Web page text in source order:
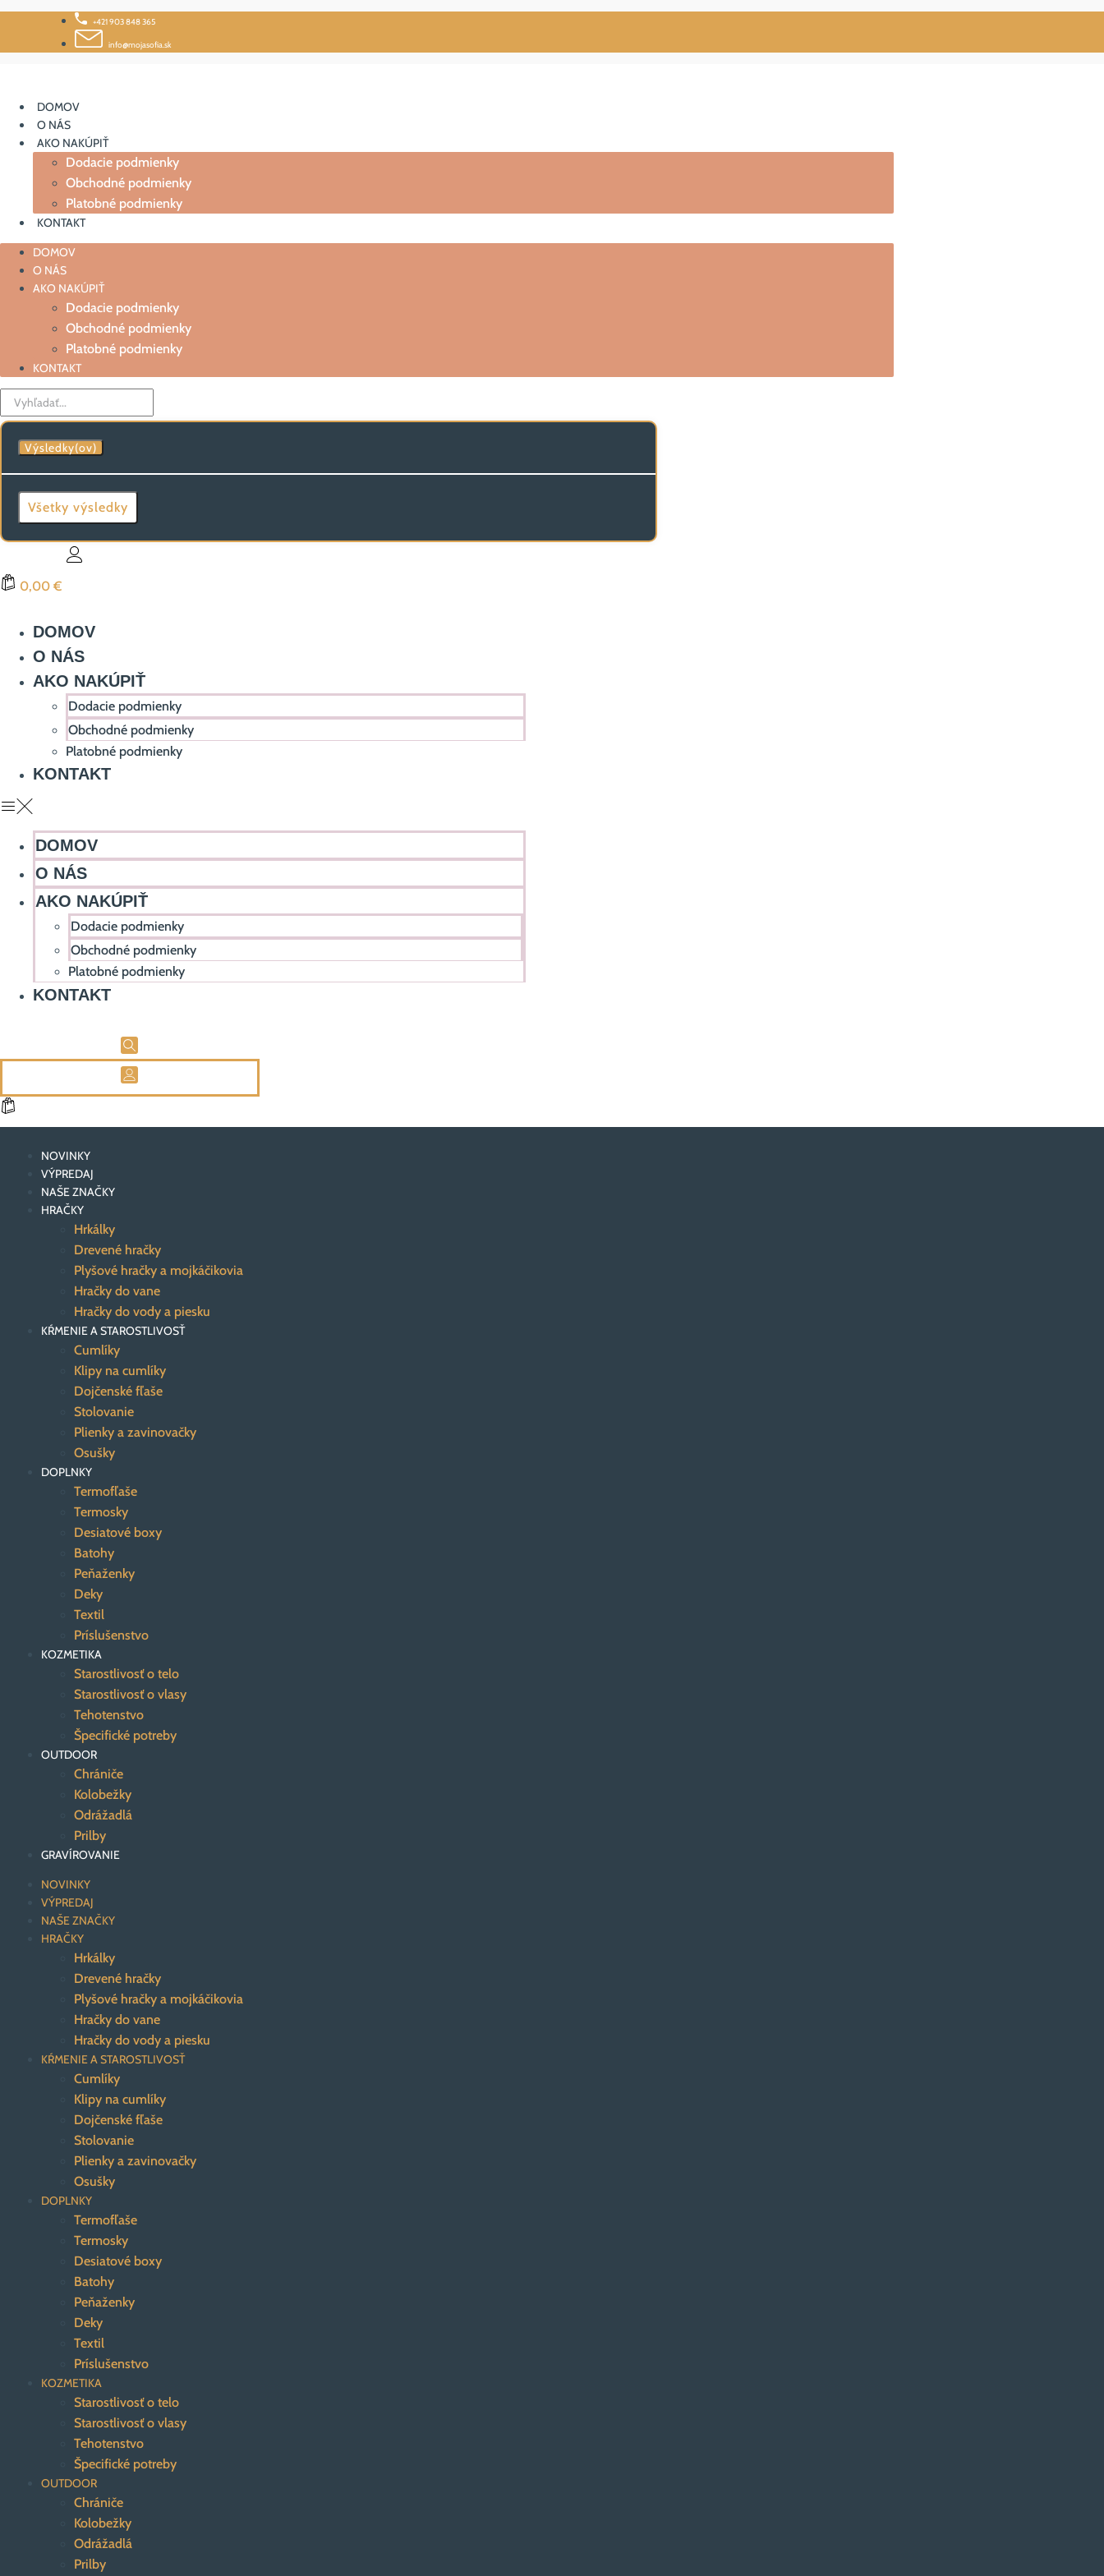
Skip
+421 903 848 365
info@mojasofia.sk
DOMOV
O NÁS
AKO NAKÚPIŤ
Dodacie podmienky
Obchodné podmienky
Platobné podmienky
KONTAKT
DOMOV
O NÁS
AKO NAKÚPIŤ
Dodacie podmienky
Obchodné podmienky
Platobné podmienky
KONTAKT
Search
...
Výsledky(ov)
Všetky výsledky
0,00 €
DOMOV
O NÁS
AKO NAKÚPIŤ
Dodacie podmienky
Obchodné podmienky
Platobné podmienky
KONTAKT
DOMOV
O NÁS
AKO NAKÚPIŤ
Dodacie podmienky
Obchodné podmienky
Platobné podmienky
KONTAKT
NOVINKY
VÝPREDAJ
NAŠE ZNAČKY
HRAČKY
Hrkálky
Drevené hračky
Plyšové hračky a mojkáčikovia
Hračky do vane
Hračky do vody a piesku
KŔMENIE A STAROSTLIVOSŤ
Cumlíky
Klipy na cumlíky
Dojčenské fľaše
Stolovanie
Plienky a zavinovačky
Osušky
DOPLNKY
Termofľaše
Termosky
Desiatové boxy
Batohy
Peňaženky
Deky
Textil
Príslušenstvo
KOZMETIKA
Starostlivosť o telo
Starostlivosť o vlasy
Tehotenstvo
Špecifické potreby
OUTDOOR
Chrániče
Kolobežky
Odrážadlá
Prilby
GRAVÍROVANIE
NOVINKY
VÝPREDAJ
NAŠE ZNAČKY
HRAČKY
Hrkálky
Drevené hračky
Plyšové hračky a mojkáčikovia
Hračky do vane
Hračky do vody a piesku
KŔMENIE A STAROSTLIVOSŤ
Cumlíky
Klipy na cumlíky
Dojčenské fľaše
Stolovanie
Plienky a zavinovačky
Osušky
DOPLNKY
Termofľaše
Termosky
Desiatové boxy
Batohy
Peňaženky
Deky
Textil
Príslušenstvo
KOZMETIKA
Starostlivosť o telo
Starostlivosť o vlasy
Tehotenstvo
Špecifické potreby
OUTDOOR
Chrániče
Kolobežky
Odrážadlá
Prilby